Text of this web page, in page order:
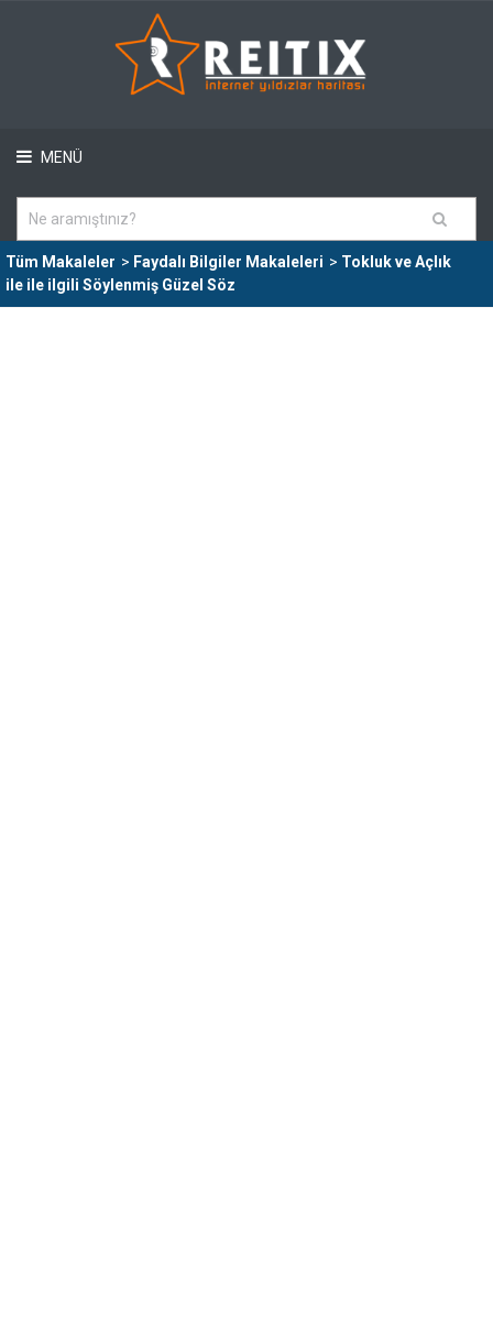
MENÜ
Tüm Makaleler > Faydalı Bilgiler Makaleleri > Tokluk ve Açlık
ile ile ilgili Söylenmiş Güzel Söz